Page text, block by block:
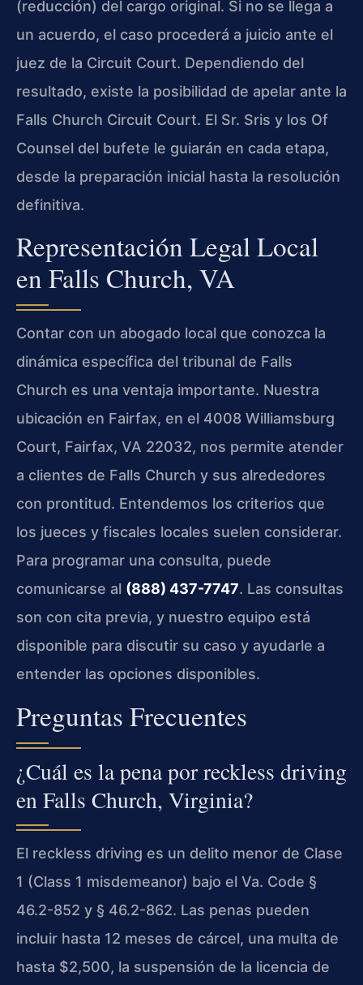
(reducción) del cargo original. Si no se llega a
un acuerdo, el caso procederá a juicio ante el
juez de la Circuit Court. Dependiendo del
resultado, existe la posibilidad de apelar ante la
Falls Church Circuit Court. El Sr. Sris y los Of
Counsel del bufete le guiarán en cada etapa,
desde la preparación inicial hasta la resolución
definitiva.
Representación Legal Local
en Falls Church, VA
Contar con un abogado local que conozca la
dinámica específica del tribunal de Falls
Church es una ventaja importante. Nuestra
ubicación en Fairfax, en el 4008 Williamsburg
Court, Fairfax, VA 22032, nos permite atender
a clientes de Falls Church y sus alrededores
con prontitud. Entendemos los criterios que
los jueces y fiscales locales suelen considerar.
Para programar una consulta, puede
comunicarse al (888) 437-7747. Las consultas
son con cita previa, y nuestro equipo está
disponible para discutir su caso y ayudarle a
entender las opciones disponibles.
Preguntas Frecuentes
¿Cuál es la pena por reckless driving
en Falls Church, Virginia?
El reckless driving es un delito menor de Clase
1 (Class 1 misdemeanor) bajo el Va. Code §
46.2-852 y § 46.2-862. Las penas pueden
incluir hasta 12 meses de cárcel, una multa de
hasta $2,500, la suspensión de la licencia de